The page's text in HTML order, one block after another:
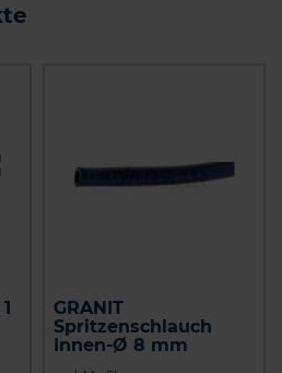
GRANIT
Spritzenschlauch
Innen-Ø 8 mm